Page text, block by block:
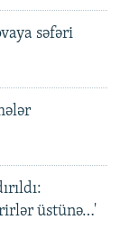
səfəri
üstünə…'